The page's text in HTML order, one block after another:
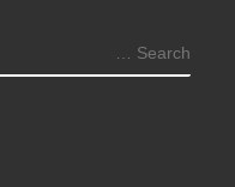
SEARCH